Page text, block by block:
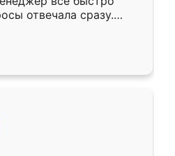
отвечала сразу.
субботу, подошёл к
Собрали
аккуратно, даже